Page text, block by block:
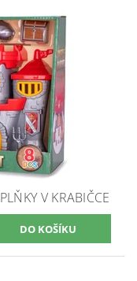
V KRABIČCE